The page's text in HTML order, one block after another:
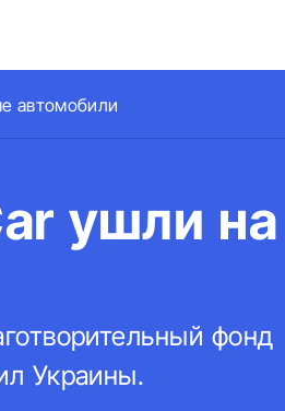
автомобили
ушли на
фонд
Украины.